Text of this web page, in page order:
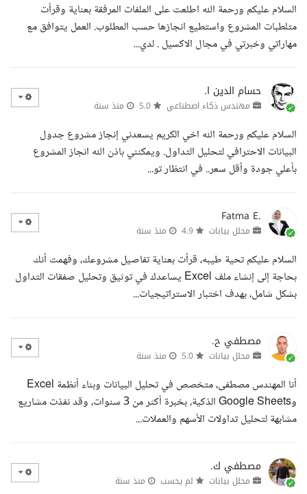
السلام عليكم ورحمة الله اطلعت على الملفات المرفقة بعناية وقرأت
متلطبات المشروع واستطيع انجازها حسب المطلوب. العمل يتوافق مع
مهاراتي وخبرتي في مجال الاكسيل . لدي...
حسام الدين ا.
مهندس ذكاء اصطناعي منذ سنة
السلام عليكم ورحمة الله اخي الكريم يسعدني إنجاز مشروع جدول
البيانات الاحترافي لتحليل التداول. ويمكنني باذن الله انجاز المشروع
بأعلي جودة وأقل سعر.. في انتظار تو...
Fatma E.
محلل بيانات منذ سنة
السلام عليكم تحية طيبه، قرأت بعناية تفاصيل مشروعك، وفهمت أنك
بحاجة إلى إنشاء ملف Excel يساعدك في توثيق وتحليل صفقات التداول
بشكل شامل، بهدف اختبار الاستراتيجيات...
مصطفي ح.
محلل بيانات منذ سنة
أنا المهندس مصطفى، متخصص في تحليل البيانات وبناء أنظمة Excel
وGoogle Sheets الذكية، بخبرة أكثر من 3 سنوات، وقد نفذت مشاريع
مشابهة لتحليل تداولات الأسهم والعملات...
مصطفي ك.
محلل بيانات لم يحسب منذ سنة